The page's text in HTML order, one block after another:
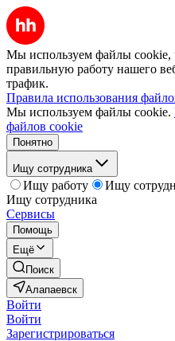
Мы используем файлы cookie,
правильную работу нашего
трафик.
Правила использования
Мы используем файлы cookie.
файлов cookie
Понятно
Ищу сотрудника
Ищу работу
Ищу
Ищу сотрудника
Сервисы
Помощь
Ещё
Поиск
Алапаевск
Войти
Войти
Зарегистрироваться